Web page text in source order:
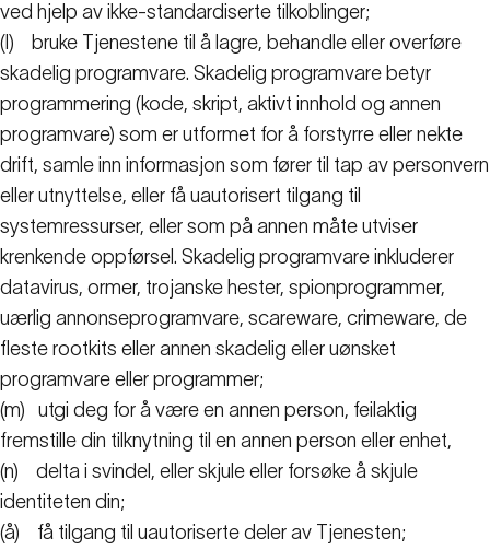
ved hjelp av ikke-standardiserte tilkoblinger;
(l)
bruke Tjenestene til å lagre, behandle eller overføre
skadelig programvare. Skadelig programvare betyr
programmering (kode, skript, aktivt innhold og annen
programvare) som er utformet for å forstyrre eller nekte
drift, samle inn informasjon som fører til tap av personvern
eller utnyttelse, eller få uautorisert tilgang til
systemressurser, eller som på annen måte utviser
krenkende oppførsel. Skadelig programvare inkluderer
datavirus, ormer, trojanske hester, spionprogrammer,
uærlig annonseprogramvare, scareware, crimeware, de
fleste rootkits eller annen skadelig eller uønsket
programvare eller programmer;
(m)
utgi deg for å være en annen person, feilaktig
fremstille din tilknytning til en annen person eller enhet,
(n)
delta i svindel, eller skjule eller forsøke å skjule
identiteten din;
(å)
få tilgang til uautoriserte deler av Tjenesten;